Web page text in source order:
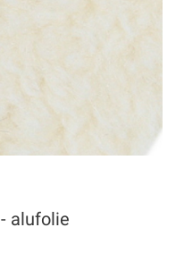
alufolie